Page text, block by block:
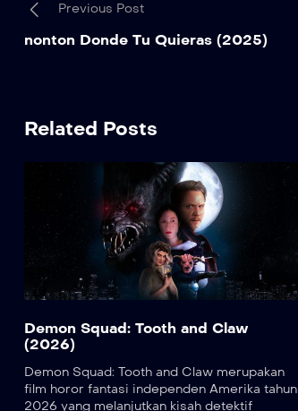
Previous Post
nonton Donde Tu Quieras (2025)
Related Posts
Demon Squad: Tooth and Claw
(2026)
Demon Squad: Tooth and Claw merupakan
film horor fantasi independen Amerika tahun
2026 yang melanjutkan kisah detektif